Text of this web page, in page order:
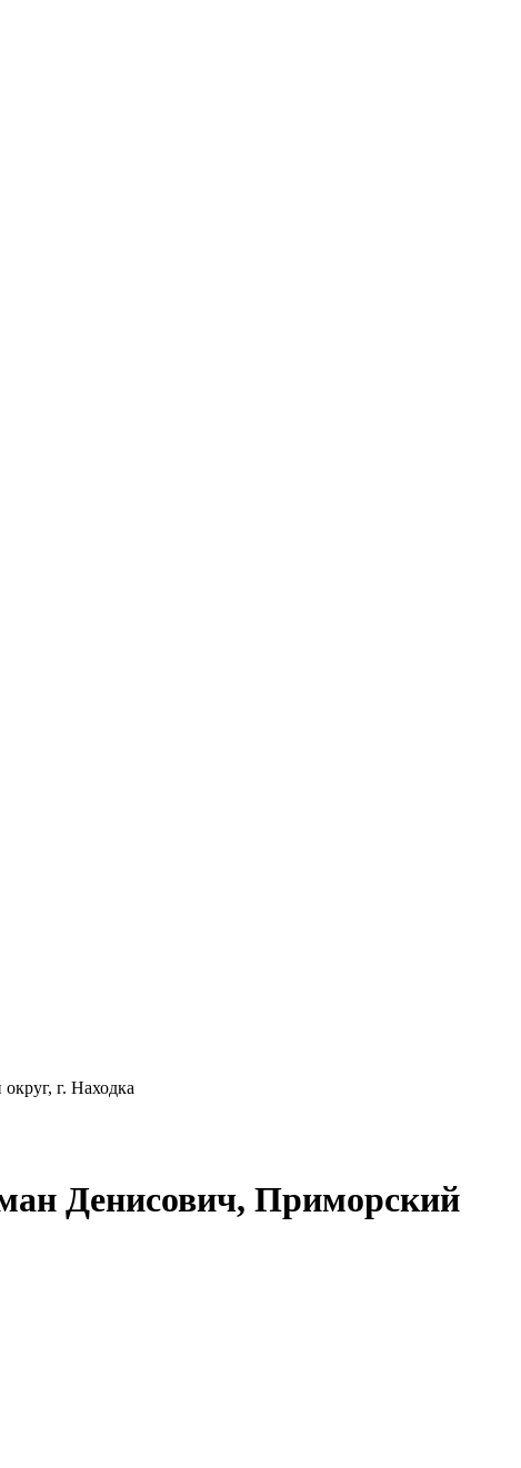
г. Находка
Денисович, Приморский